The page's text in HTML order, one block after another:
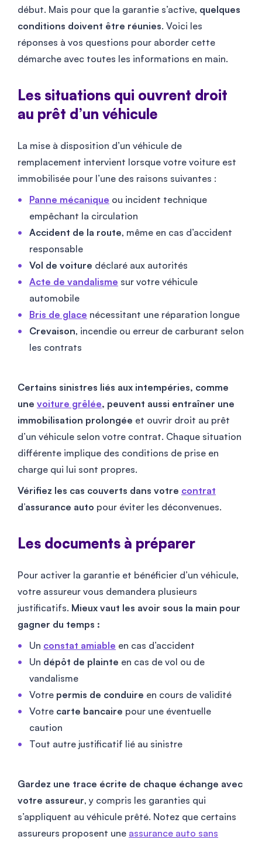
début. Mais pour que la garantie s’active, quelques
conditions doivent être réunies. Voici les
réponses à vos questions pour aborder cette
démarche avec toutes les informations en main.
Les situations qui ouvrent droit
au prêt d’un véhicule
La mise à disposition d’un véhicule de
remplacement intervient lorsque votre voiture est
immobilisée pour l’une des raisons suivantes :
Panne mécanique ou incident technique
empêchant la circulation
Accident de la route, même en cas d’accident
responsable
Vol de voiture déclaré aux autorités
Acte de vandalisme sur votre véhicule
automobile
Bris de glace nécessitant une réparation longue
Crevaison, incendie ou erreur de carburant selon
les contrats
Certains sinistres liés aux intempéries, comme
une voiture grêlée, peuvent aussi entraîner une
immobilisation prolongée et ouvrir droit au prêt
d’un véhicule selon votre contrat. Chaque situation
différente implique des conditions de prise en
charge qui lui sont propres.
Vérifiez les cas couverts dans votre contrat
d’assurance auto pour éviter les déconvenues.
Les documents à préparer
Pour activer la garantie et bénéficier d’un véhicule,
votre assureur vous demandera plusieurs
justificatifs. Mieux vaut les avoir sous la main pour
gagner du temps :
Un constat amiable en cas d’accident
Un dépôt de plainte en cas de vol ou de
vandalisme
Votre permis de conduire en cours de validité
Votre carte bancaire pour une éventuelle
caution
Tout autre justificatif lié au sinistre
Gardez une trace écrite de chaque échange avec
votre assureur, y compris les garanties qui
s’appliquent au véhicule prêté. Notez que certains
assureurs proposent une assurance auto sans